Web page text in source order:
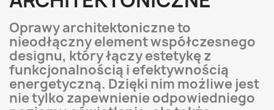
Oprawy architektoniczne to
nieodłączny element współczesnego
designu, który łączy estetykę z
funkcjonalnością i efektywnością
energetyczną. Dzięki nim możliwe jest
nie tylko zapewnienie odpowiedniego